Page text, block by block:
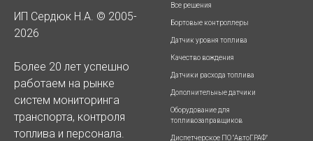
ИП Сердюк Н.А. © 2005-
2026
Более 20 лет успешно
работаем на рынке
систем мониторинга
транспорта, контроля
топлива и персонала.
Все решения
Бортовые контроллеры
Датчик уровня топлива
Качество вождения
Датчики расхода топлива
Дополнительные датчики
Оборудование для
топливозаправщиков
Диспетчерское ПО "АвтоГРАФ"